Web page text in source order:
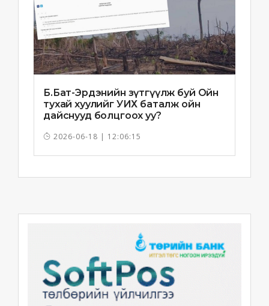
Б.Бат-Эрдэнийн зүтгүүлж буй Ойн
тухай хуулийг УИХ баталж ойн
дайснууд болцгоох уу?
2026-06-18 | 12:06:15